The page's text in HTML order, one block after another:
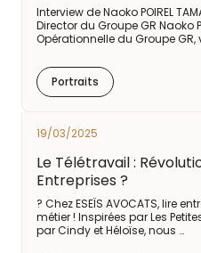
Interview de Naoko POIREL
Director du Groupe GR Naoko
Opérationnelle du Groupe GR,
Portraits
19/03/2025
Le Télétravail :
Entreprises ?
? Chez ESEÏS AVOCATS, lire
métier ! Inspirées par Les
par Cindy et Héloïse, nous …